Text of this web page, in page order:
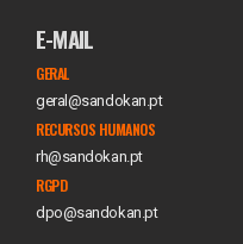
E-MAIL
GERAL
geral@sandokan.pt
RECURSOS HUMANOS
rh@sandokan.pt
RGPD
dpo@sandokan.pt